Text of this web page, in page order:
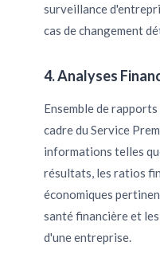
surveillance
cas de changement
4. Analyses
Ensemble de
cadre du Service
informations telles
résultats, les ratios
économiques
santé financière et
d'une entreprise.